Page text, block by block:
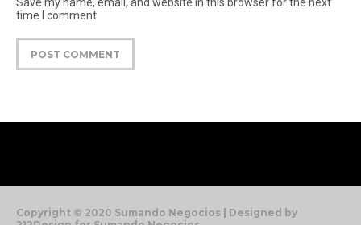
time I comment
Copyright © 2020 Sumando Negocios | Designed by